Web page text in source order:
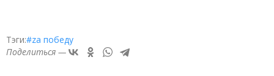
Тэги:#zа победу
Поделиться —